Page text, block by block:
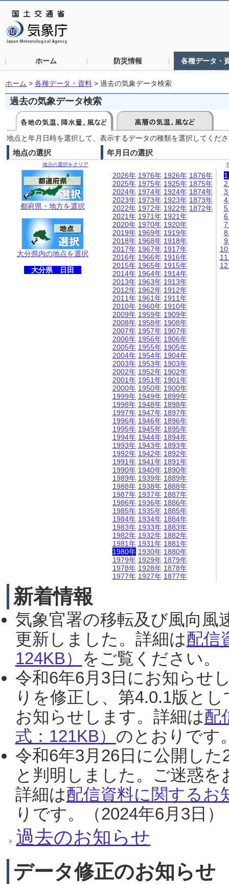
ホーム 防災情報 各種データ・
ホーム > 各種データ・資料 > 過去の気象データ検索
過去の気象データ検索
地点と年月日時を選択して、表示するデータの種類を選択してくだ
地点の選択
地点の選択をクリア
都府県・地方を選択
大分県内の地点を選択
大分県 日田
年月日の選択
2026年
2025年
2024年
2023年
2022年
2021年
2020年
2019年
2018年
2017年
2016年
2015年
2014年
2013年
2012年
2011年
2010年
2009年
2008年
2007年
2006年
2005年
2004年
2003年
2002年
2001年
2000年
1999年
1998年
1997年
1996年
1995年
1994年
1993年
1992年
1991年
1990年
1989年
1988年
1987年
1986年
1985年
1984年
1983年
1982年
1981年
1980年
1979年
1978年
1977年
1976年
1975年
1974年
1973年
1972年
1971年
1970年
1969年
1968年
1967年
1966年
1965年
1964年
1963年
1962年
1961年
1960年
1959年
1958年
1957年
1956年
1955年
1954年
1953年
1952年
1951年
1950年
1949年
1948年
1947年
1946年
1945年
1944年
1943年
1942年
1941年
1940年
1939年
1938年
1937年
1936年
1935年
1934年
1933年
1932年
1931年
1930年
1929年
1928年
1927年
1926年
1925年
1924年
1923年
1922年
1921年
1920年
1919年
1918年
1917年
1916年
1915年
1914年
1913年
1912年
1911年
1910年
1909年
1908年
1907年
1906年
1905年
1904年
1903年
1902年
1901年
1900年
1899年
1898年
1897年
1896年
1895年
1894年
1893年
1892年
1891年
1890年
1889年
1888年
1887年
1886年
1885年
1884年
1883年
1882年
1881年
1880年
1879年
1878年
1877年
1876年
1875年
1874年
1873年
1872年
新着情報
気象官署の移転及び風向風
更新しました。詳細は配信
124KB） をご覧ください。
令和6年6月3日にお知らせ
りを修正し、第4.0.1版と
お知らせします。詳細は配
式：121KB） のとおりです
令和6年3月26日に公開し
と判明しました。ご迷惑
詳細は配信資料に関するお
りです。（2024年6月3日）
過去のお知らせ
データ修正のお知らせ